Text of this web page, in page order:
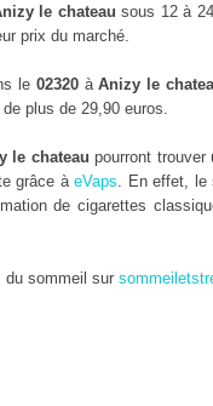
le chateau sous 12 à
prix du marché.
le 02320àAnizy le
plus de 29,90 euros.
le chateau pourront trouver
grâce àeVaps. En effet, le
de cigarettes
du sommeil sur